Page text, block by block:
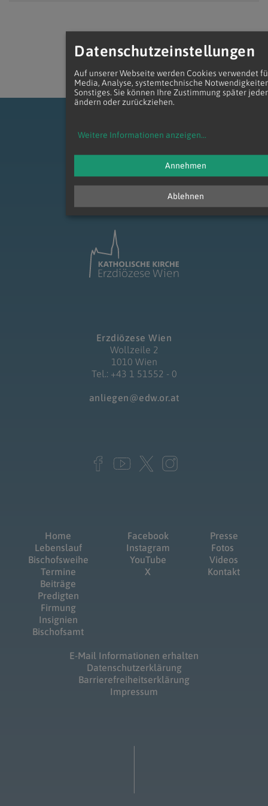
zum Anfang der Seite
Erzdiözese Wien
Wollzeile 2
1010 Wien
Tel.: +43 1 51552 - 0
anliegen@edw.or.at
Home
Lebenslauf
Bischofsweihe
Termine
Beiträge
Predigten
Firmung
Insignien
Bischofsamt
Facebook
Instagram
YouTube
X
Presse
Fotos
Videos
Kontakt
E-Mail Informationen erhalten
Datenschutzerklärung
Barrierefreiheitserklärung
Impressum
Datenschutzeinstellungen
Auf unserer Webseite werden Cookies verwendet
Media, Analyse, systemtechnische
Sonstiges. Sie können Ihre Zustimmung später
ändern oder zurückziehen.
Weitere Informationen anzeigen...
Ablehnen
Annehmen